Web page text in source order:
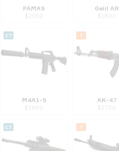
FAMAS
$ 2050
Galil AR
$ 1800
CT
M4A1-S
$ 2900
T
AK-47
$ 2700
CT T